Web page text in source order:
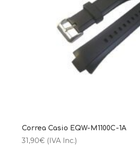
Correa Casio EQW-M1100C-1A
31,90€ (IVA Inc.)